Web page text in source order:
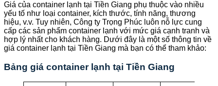
Giá của container lạnh tại Tiền Giang phụ thuộc vào nhiều
yếu tố như loại container, kích thước, tính năng, thương
hiệu, v.v. Tuy nhiên, Công ty Trọng Phúc luôn nỗ lực cung
cấp các sản phẩm container lạnh với mức giá cạnh tranh và
hợp lý nhất cho khách hàng. Dưới đây là một số thông tin về
giá container lạnh tại Tiền Giang mà bạn có thể tham khảo:
Bảng giá container lạnh tại Tiền Giang